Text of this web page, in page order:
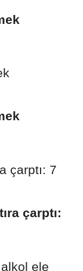
çarptı: